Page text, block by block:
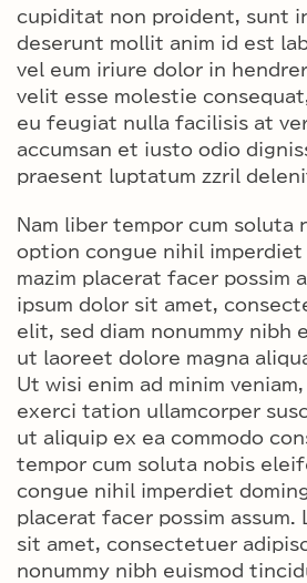
cupiditat non proident, sunt
deserunt mollit anim id est
vel eum iriure dolor in
velit esse molestie
eu feugiat nulla facilisis at
accumsan et iusto odio
praesent luptatum zzril
Nam liber tempor cum soluta
option congue nihil imperdiet
mazim placerat facer possim
ipsum dolor sit amet,
elit, sed diam nonummy nibh
ut laoreet dolore magna
Ut wisi enim ad minim
exerci tation ullamcorper
ut aliquip ex ea commodo
tempor cum soluta nobis
congue nihil imperdiet
placerat facer possim assum.
sit amet, consectetuer
nonummy nibh euismod